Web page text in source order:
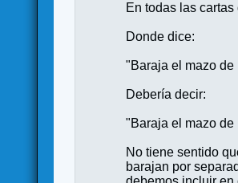
En todas las
Donde dice:
"Baraja el mazo de
Debería decir:
"Baraja el mazo de
No tiene sentido
barajan por